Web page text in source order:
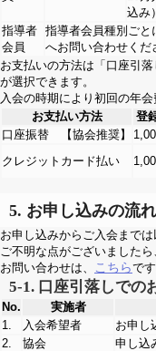
込み）
指導者
会員
指導者会員種別ごと
へお問い合わせくだ
お支払いの方法は「口座引
が選択できます。
入会の時期により初回の年
お支払い方法
登
口座振替 【協会推奨】
クレジットカード払い
5. お申し込みの流れ
お申し込みからご入会まで
ご不明な点がございました
お問い合わせは、
こちらです
5-1. 口座引落しでの
No. 実施者
1.
入会希望者 お申し
2. 協会 申し込